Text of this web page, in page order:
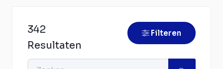
342
Resultaten
Filteren